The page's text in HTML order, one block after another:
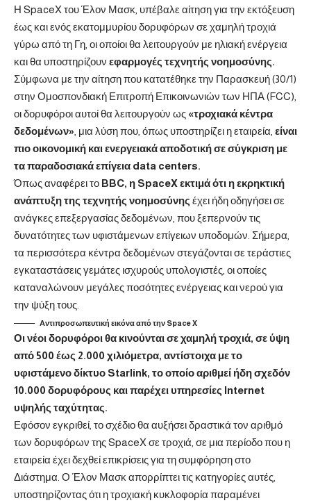
Η SpaceX του Έλον Μασκ, υπέβαλε αίτηση για την εκτόξευση
έως και ενός εκατομμυρίου δορυφόρων σε χαμηλή τροχιά
γύρω από τη Γη, οι οποίοι θα λειτουργούν με ηλιακή ενέργεια
και θα υποστηρίζουν εφαρμογές τεχνητής νοημοσύνης.
Σύμφωνα με την αίτηση που κατατέθηκε την Παρασκευή (30/1)
στην Ομοσπονδιακή Επιτροπή Επικοινωνιών των ΗΠΑ (FCC),
οι δορυφόροι αυτοί θα λειτουργούν ως «τροχιακά κέντρα
δεδομένων» , μια λύση που, όπως υποστηρίζει η εταιρεία, είναι
πιο οικονομική και ενεργειακά αποδοτική σε σύγκριση με
τα παραδοσιακά επίγεια data centers.
Όπως αναφέρει το BBC, η SpaceXεκτιμά ότι η εκρηκτική
ανάπτυξη της τεχνητής νοημοσύνης έχει ήδη οδηγήσει σε
ανάγκες επεξεργασίας δεδομένων, που ξεπερνούν τις
δυνατότητες των υφιστάμενων επίγειων υποδομών. Σήμερα,
τα περισσότερα κέντρα δεδομένων στεγάζονται σε τεράστιες
εγκαταστάσεις γεμάτες ισχυρούς υπολογιστές, οι οποίες
καταναλώνουν μεγάλες ποσότητες ενέργειας και νερού για
την ψύξη τους.
Αντιπροσωπευτική εικόνα από την Space X
Οι νέοι δορυφόροι θα κινούνται σε χαμηλή τροχιά, σε ύψη
από 500 έως 2.000 χιλιόμετρα, αντίστοιχα με το
υφιστάμενο δίκτυο Starlink, το οποίο αριθμεί ήδη σχεδόν
10.000 δορυφόρους και παρέχει υπηρεσίες Internet
υψηλής ταχύτητας.
Εφόσον εγκριθεί, το σχέδιο θα αυξήσει δραστικά τον αριθμό
των δορυφόρων της SpaceX σε τροχιά, σε μια περίοδο που η
εταιρεία έχει δεχθεί επικρίσεις για τη συμφόρηση στο
Διάστημα. Ο Έλον Μασκ απορρίπτει τις κατηγορίες αυτές,
υποστηρίζοντας ότι η τροχιακή κυκλοφορία παραμένει